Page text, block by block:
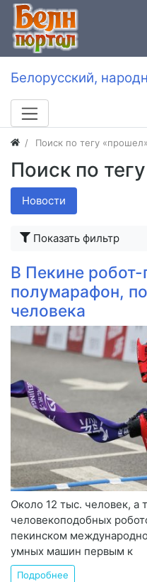
Белорусский,
Поиск по тегу «прошел»
Поиск по
Новости
Показать фильтр
В Пекине
полумарафон,
человека
Около 12 тыс. человек, а
человекоподобных
пекинском
умных машин первым к
Подробнее